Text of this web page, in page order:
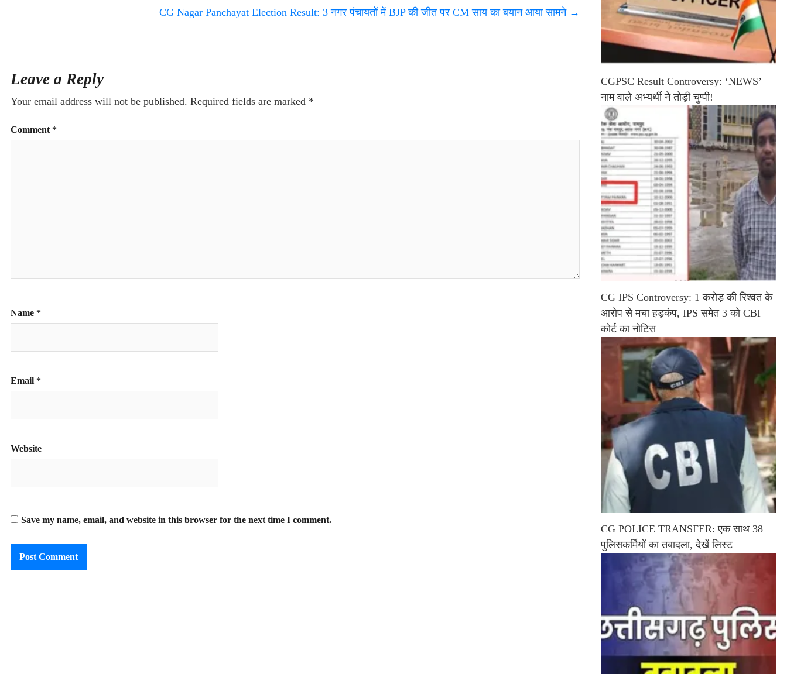
CG Nagar Panchayat Election Result: 3 नगर पंचायतों में BJP की जीत पर CM साय का बयान आया सामने →
Leave a Reply
Your email address will not be published. Required fields are marked *
Comment *
Name *
Email *
Website
Save my name, email, and website in this browser for the next time I comment.
CGPSC Result Controversy: ‘NEWS’
नाम वाले अभ्यर्थी ने तोड़ी चुप्पी!
CG IPS Controversy: 1 करोड़ की रिश्वत के
आरोप से मचा हड़कंप, IPS समेत 3 को CBI
कोर्ट का नोटिस
CG POLICE TRANSFER: एक साथ 38
पुलिसकर्मियों का तबादला, देखें लिस्ट